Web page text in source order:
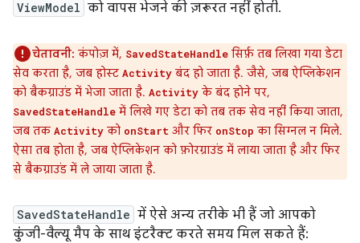
ViewModel को वापस भेजने की ज़रूरत नहीं होती.
चेतावनी: कंपोज़ में, SavedStateHandle सिर्फ़ तब लिखा गया डेटा
सेव करता है, जब होस्ट Activity बंद हो जाता है. जैसे, जब ऐप्लिकेशन
को बैकग्राउंड में भेजा जाता है. Activity के बंद होने पर,
SavedStateHandle में लिखे गए डेटा को तब तक सेव नहीं किया जाता,
जब तक Activity को onStart और फिर onStop का सिग्नल न मिले.
ऐसा तब होता है, जब ऐप्लिकेशन को फ़ोरग्राउंड में लाया जाता है और फिर
से बैकग्राउंड में ले जाया जाता है.
SavedStateHandle में ऐसे अन्य तरीके भी हैं जो आपको
कुंजी-वैल्यू मैप के साथ इंटरैक्ट करते समय मिल सकते हैं: